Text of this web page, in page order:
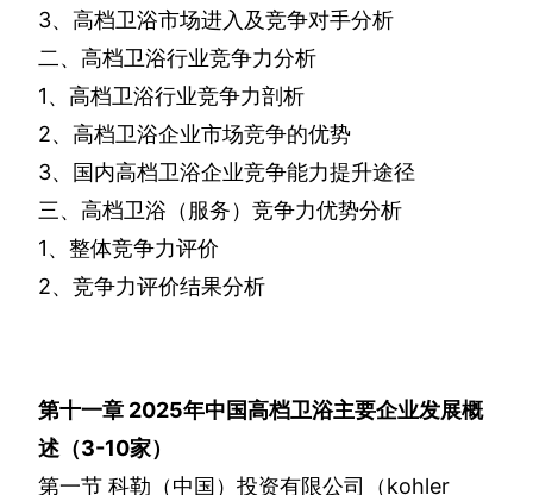
3、高档卫浴市场进入及竞争对手分析
二、高档卫浴行业竞争力分析
1、高档卫浴行业竞争力剖析
2、高档卫浴企业市场竞争的优势
3、国内高档卫浴企业竞争能力提升途径
三、高档卫浴（服务）竞争力优势分析
1、整体竞争力评价
2、竞争力评价结果分析
第十一章 2025年中国高档卫浴主要企业发展概
述（3-10家）
第一节 科勒（中国）投资有限公司（kohler